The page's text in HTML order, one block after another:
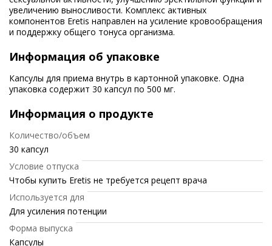
увеличению выносливости. Комплекс активных
компонентов Eretis направлен на усиление кровообращения
и поддержку общего тонуса организма.
Информация об упаковке
Капсулы для приема внутрь в картонной упаковке. Одна
упаковка содержит 30 капсул по 500 мг.
Информация о продукте
Количество/объем
30 капсул
Условие отпуска
Чтобы купить Eretis не требуется рецепт врача
Используется для
Для усиления потенции
Форма выпуска
Капсулы